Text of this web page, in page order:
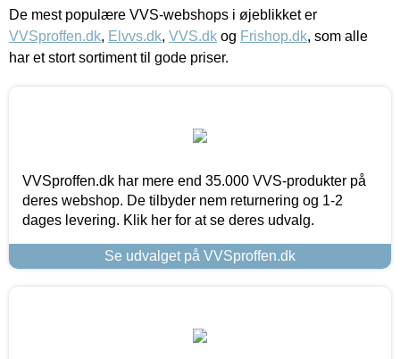
De mest populære VVS-webshops i øjeblikket er
VVSproffen.dk, Elvvs.dk, VVS.dk og Frishop.dk, som alle
har et stort sortiment til gode priser.
VVSproffen.dk har mere end 35.000 VVS-produkter på
deres webshop. De tilbyder nem returnering og 1-2
dages levering. Klik her for at se deres udvalg.
Se udvalget på VVSproffen.dk